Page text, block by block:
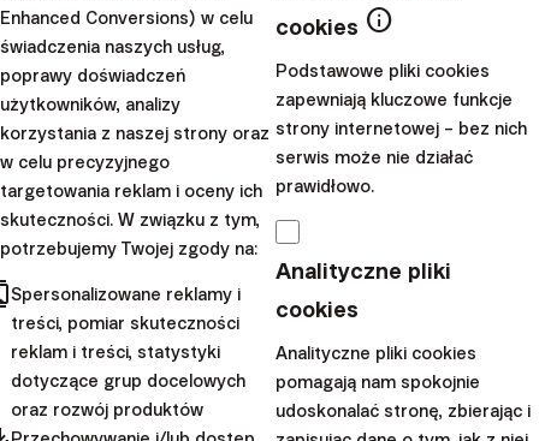
Radę Nadzorczą spółki.
Tym samym Finaxpozyskał kapitał w wysokości 8,42
mln euro.
Jak Finax planuje
wykorzystać pozyskany
kapitał?
Finax wykorzysta pozyskane środki wpięciu głównych
obszarach
Wzmocnienie udziału w rynkach, na których
już działa– wykorzystanie obecnej pozycji oraz
Enhanced Conversions) w celu
świadczenia naszych usług,
poprawy doświadczeń
użytkowników, analizy
korzystania z naszej strony oraz
w celu precyzyjnego
targetowania reklam i oceny ich
skuteczności. W związku z tym,
potrzebujemy Twojej zgody na:
Spersonalizowane reklamy i
treści, pomiar skuteczności
reklam i treści, statystyki
dotyczące grup docelowych
oraz rozwój produktów
cookies info
Podstawowe pliki cookies
zapewniają kluczowe funkcje
strony internetowej – bez nich
serwis może nie działać
prawidłowo.
Analityczne pliki
cookies
Analityczne pliki cookies
pomagają nam spokojnie
udoskonalać stronę, zbierając i